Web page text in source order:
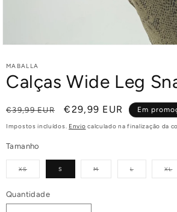
MABALLA
Calças Wide Leg
Preço
normal
€39,99 EUR
Preço
de
€29,99 EUR Em
Impostos incluídos. Envio calculado na finalização da
Tamanho
XSVariante
ou
S MVariante
ou
LVariante
ou
XL
Quantidade